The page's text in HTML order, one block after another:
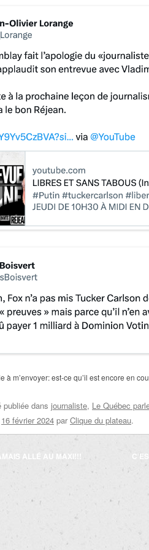
à m’envoyer: est-ce qu’il est encore en
publiée dans journaliste, Le Québec
16 février 2024 par Clique du plateau.
ALLÉ AU MAXI!!!